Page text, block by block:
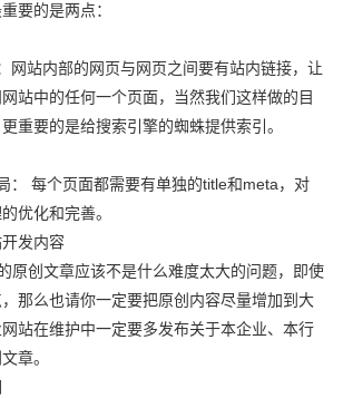
要的是两点：
网站内部的网页与网页之间要有站内链接，让
站中的任何一个页面，当然我们这样做的目
重要的是给搜索引擎的蜘蛛提供索引。
： 每个页面都需要有单独的title和meta，对
优化和完善。
发内容
原创文章应该不是什么难度太大的问题，即使
那么也请你一定要把原创内容尽量增加到大
站在维护中一定要多发布关于本企业、本行
章。